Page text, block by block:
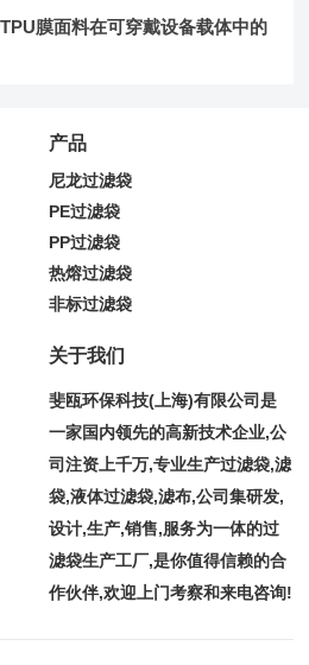
膜面料在可穿戴设备载体中的
产品
尼龙过滤袋
PE过滤袋
PP过滤袋
热熔过滤袋
非标过滤袋
关于我们
斐瓯环保科技(上海)有限公司是
一家国内领先的高新技术企业,公
司注资上千万,专业生产过滤袋,滤
袋,液体过滤袋,滤布,公司集研发,
设计,生产,销售,服务为一体的过
滤袋生产工厂,是你值得信赖的合
作伙伴,欢迎上门考察和来电咨询!